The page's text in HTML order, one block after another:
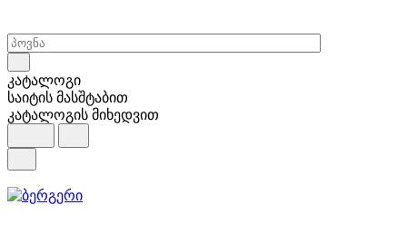
კატალოგი
საიტის მასშტაბით
კატალოგის მიხედვით